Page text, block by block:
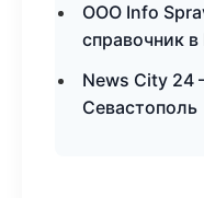
ООО Info
справочник в
News City
Севастополь